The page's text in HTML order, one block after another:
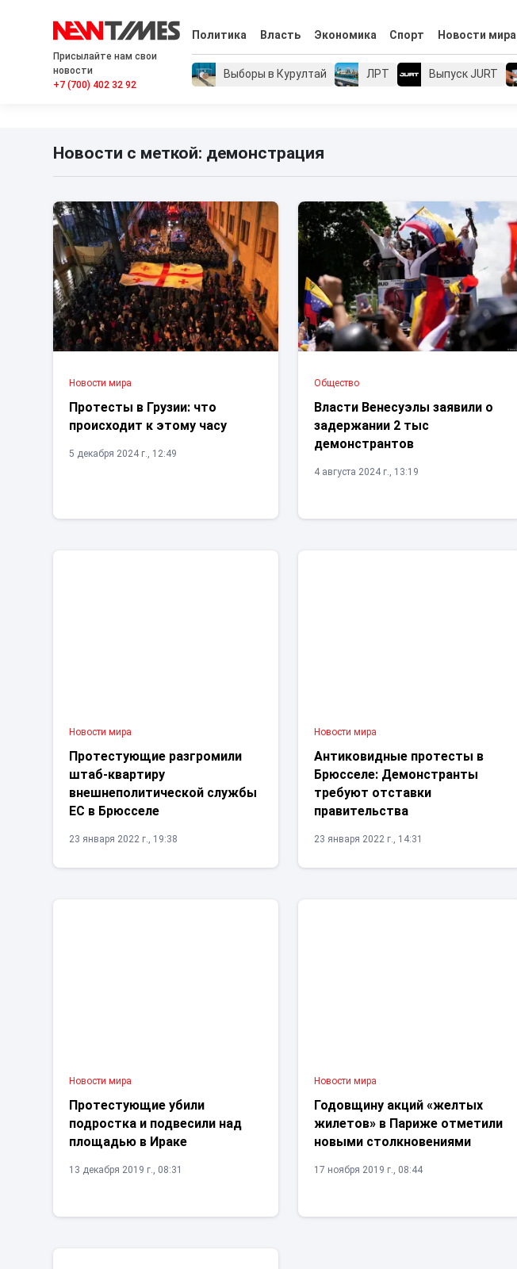
Присылайте нам свои
новости
+7 (700) 402 32 92
Политика Власть Экономика Спорт Новости мира
Выборы в Курултай ЛРТ Выпуск JURT
Новости с меткой: демонстрация
Новости мира
Протесты в Грузии: что
происходит к этому часу
5 декабря 2024 г., 12:49
Общество
Власти Венесуэлы заявили о
задержании 2 тыс
демонстрантов
4 августа 2024 г., 13:19
Новости мира
Протестующие разгромили
штаб-квартиру
внешнеполитической службы
ЕС в Брюсселе
23 января 2022 г., 19:38
Новости мира
Антиковидные протесты в
Брюсселе: Демонстранты
требуют отставки
правительства
23 января 2022 г., 14:31
Новости мира
Протестующие убили
подростка и подвесили над
площадью в Ираке
13 декабря 2019 г., 08:31
Новости мира
Годовщину акций «желтых
жилетов» в Париже отметили
новыми столкновениями
17 ноября 2019 г., 08:44